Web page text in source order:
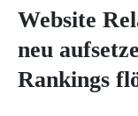
Website
neu
Rankings